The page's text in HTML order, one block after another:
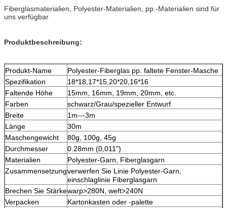
Fiberglasmaterialien, Polyester-Materialien, pp.-Materialien sind für
uns verfügbar
Produktbeschreibung:
Produkt-Name
Polyester-Fiberglas pp. faltete Fenster-Masche
Spezifikation
18*18,17*15,20*20,16*16
Faltende Höhe
15mm, 16mm, 19mm, 20mm, etc.
Farben
schwarz/Grau/spezieller Entwurf
Breite
1m---3m
Länge
30m
Maschengewicht
80g, 100g, 45g
Durchmesser
0.28mm (0,011")
Materialien
Polyester-Garn, Fiberglasgarn
Zusammensetzungverwerfen Sie Linie Polyester-Garn,
einschlaglinie Fiberglasgarn
Brechen Sie Stärkewarp>280N, weft>240N
Verpacken
Kartonkasten oder -palette